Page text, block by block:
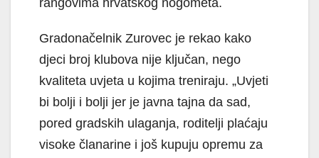
rangovima hrvatskog nogometa.
Gradonačelnik Zurovec je rekao kako
djeci broj klubova nije ključan, nego
kvaliteta uvjeta u kojima treniraju. „Uvjeti
bi bolji i bolji jer je javna tajna da sad,
pored gradskih ulaganja, roditelji plaćaju
visoke članarine i još kupuju opremu za